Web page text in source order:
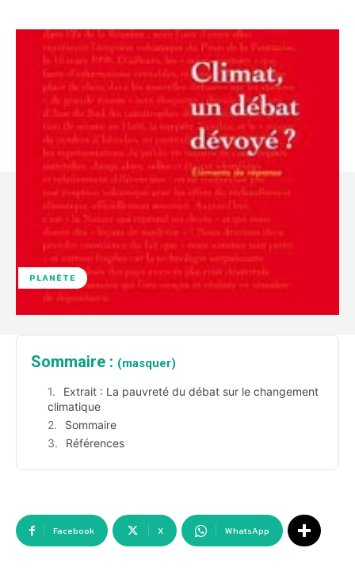
PLANÈTE
Sommaire : (masquer)
Extrait : La pauvreté du débat sur le changement
climatique
Sommaire
Références
Facebook X WhatsApp